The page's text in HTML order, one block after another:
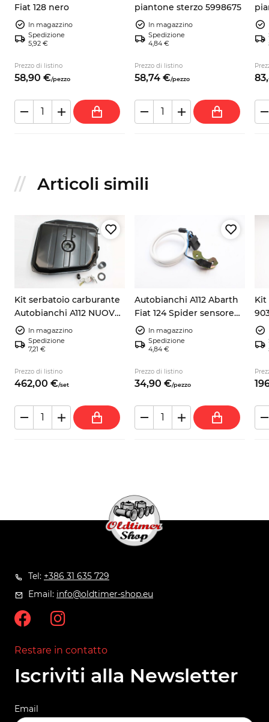
Fiat 128 nero
In magazzino
Spedizione
5,92 €
Prezzo di listino
58,90 €/pezzo
piantone sterzo 5998675
In magazzino
Spedizione
4,84 €
Prezzo di listino
58,74 €/pezzo 83,
Articoli simili
Kit serbatoio carburante
Autobianchi A112 NUOVO
+ galleggiante +
guarnizione + tubo
In magazzino
Spedizione
7,21 €
Prezzo di listino
462,00 €/set
Autobianchi A112 Abarth
Fiat 124 Spider sensore
pick up accensione
9937730
In magazzino
Spedizione
4,84 €
Prezzo di listino
34,90 €/pezzo
Kit
Tel: +386 31 635 729
Email: info@oldtimer-shop.eu
Restare in contatto
Iscriviti alla Newsletter
Email